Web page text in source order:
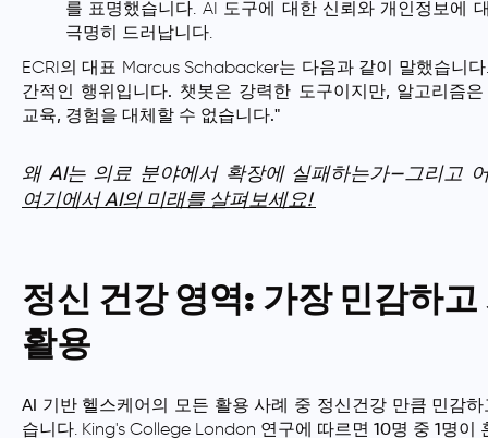
를 표명했습니다. AI 도구에 대한 신뢰와 개인정보에
극명히 드러납니다.
ECRI의 대표 Marcus Schabacker는 다음과 같이 말했습니
간적인 행위입니다. 챗봇은 강력한 도구이지만, 알고리즘
교육, 경험을 대체할 수 없습니다."
왜 AI는 의료 분야에서 확장에 실패하는가—그리고
여기에서 AI의 미래를 살펴보세요!
정신 건강 영역: 가장 민감하고
활용
AI 기반 헬스케어 의 모든 활용 사례 중 정신건강 만큼 민감
습니다. King's College London 연구에 따르면 10명 중 1명이